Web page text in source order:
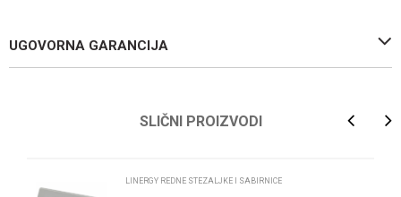
UGOVORNA GARANCIJA
SLIČNI PROIZVODI
LINERGY REDNE STEZALJKE I SABIRNICE